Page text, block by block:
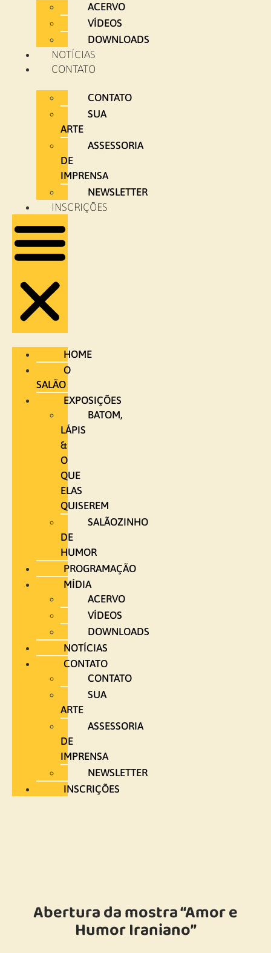
ACERVO
VÍDEOS
DOWNLOADS
NOTÍCIAS
CONTATO
CONTATO
SUA
ARTE
ASSESSORIA
DE
IMPRENSA
NEWSLETTER
INSCRIÇÕES
HOME
O
SALÃO
EXPOSIÇÕES
BATOM,
LÁPIS
&
O
QUE
ELAS
QUISEREM
SALÃOZINHO
DE
HUMOR
PROGRAMAÇÃO
MÍDIA
ACERVO
VÍDEOS
DOWNLOADS
NOTÍCIAS
CONTATO
CONTATO
SUA
ARTE
ASSESSORIA
DE
IMPRENSA
NEWSLETTER
INSCRIÇÕES
Abertura da mostra “Amor e
Humor Iraniano”